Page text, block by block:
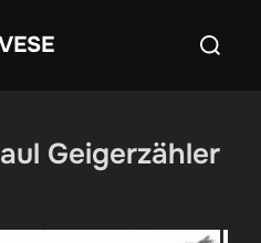
Suchen
Geigerzähler